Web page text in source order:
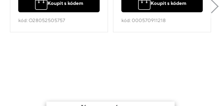
Koupit s kódem
kód: O28052505757
Koupit s kódem
kód: 000570911218